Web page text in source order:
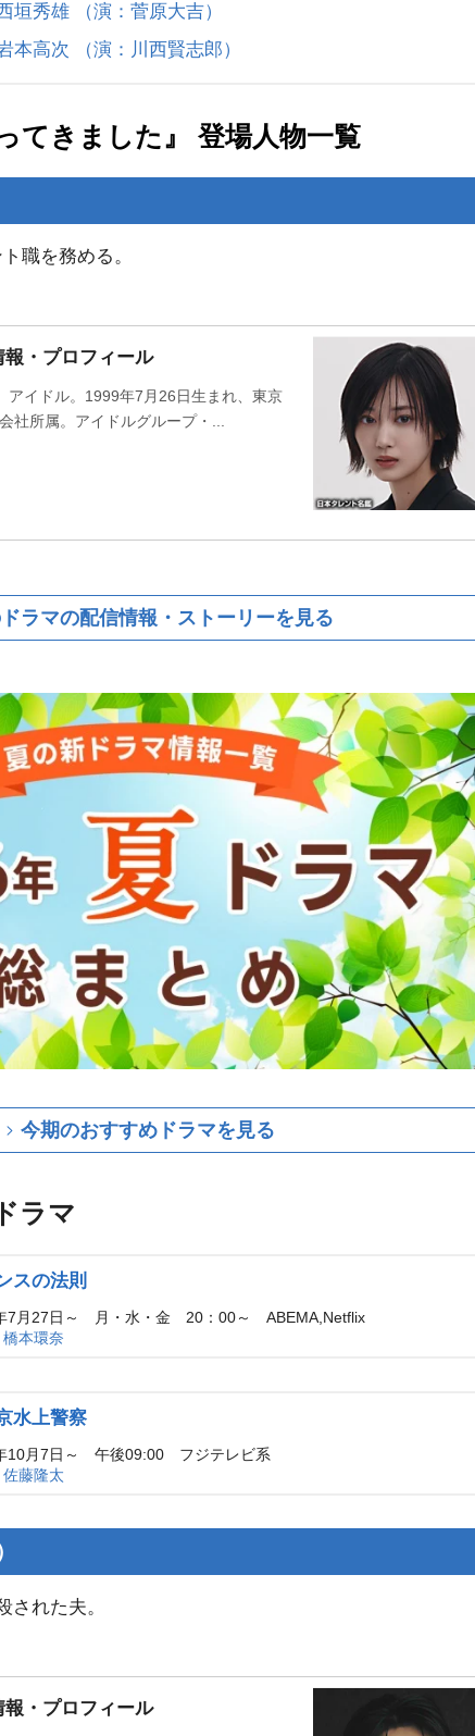
垣秀雄 （演：菅原大吉）
高次 （演：川西賢志郎）
てきました』 登場人物一覧
職を務める。
・プロフィール
アイドル。1999年7月26日生まれ、東京
社所属。アイドルグループ・...
ラマの配信情報・ストーリーを見る
今期のおすすめドラマを見る
ラマ
スの法則
7月27日～ 月・水・金 20：00～ ABEMA,Netflix
橋本環奈
水上警察
10月7日～ 午後09:00 フジテレビ系
佐藤隆太
された夫。
・プロフィール